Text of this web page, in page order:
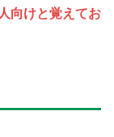
向けと覚えてお